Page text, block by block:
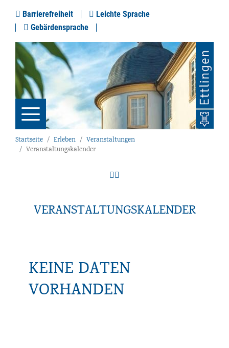
Barrierefreiheit
Leichte Sprache
Gebärdensprache
Startseite Erleben
Veranstaltungen
Veranstaltungskalender
VERANSTALTUNGSKALENDER
KEINE DATEN
VORHANDEN